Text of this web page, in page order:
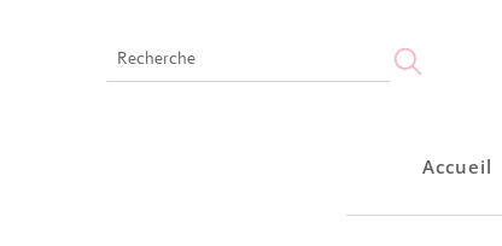
Accueil